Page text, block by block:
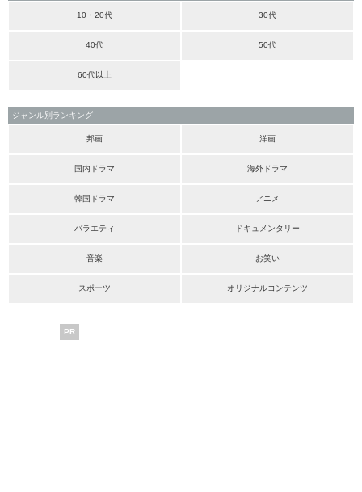
10・20代 30代
40代 50代
60代以上
ジャンル別ランキング
邦画 洋画
国内ドラマ 海外ドラマ
韓国ドラマ アニメ
バラエティ ドキュメンタリー
音楽 お笑い
スポーツ オリジナルコンテンツ
PR